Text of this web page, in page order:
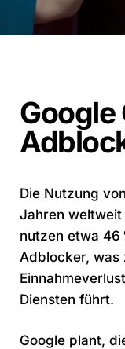
Google
Die Nutzung
Jahren weltweit
nutzen etwa 46
Adblocker, was
Diensten führt.
Google plant,